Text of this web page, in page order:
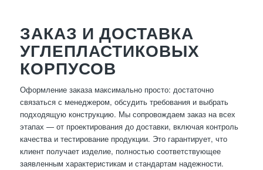
ЗАКАЗ И ДОСТАВКА
УГЛЕПЛАСТИКОВЫХ
КОРПУСОВ
Оформление заказа максимально просто: достаточно
связаться с менеджером, обсудить требования и выбрать
подходящую конструкцию. Мы сопровождаем заказ на всех
этапах — от проектирования до доставки, включая контроль
качества и тестирование продукции. Это гарантирует, что
клиент получает изделие, полностью соответствующее
заявленным характеристикам и стандартам надежности.